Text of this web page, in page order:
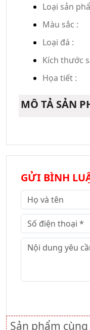
Loại sản
Màu sắc :
Loại đá :
Kích thước
Họa tiết :
MÔ TẢ SẢN
GỬI BÌNH
Sản phẩm